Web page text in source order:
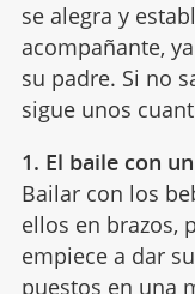
se alegra y
acompañante,
su padre. Si no
sigue unos
1. El baile con
Bailar con los
ellos en brazos,
empiece a dar
puestos en una